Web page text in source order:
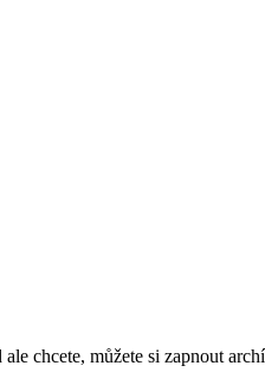
chcete, můžete si zapnout